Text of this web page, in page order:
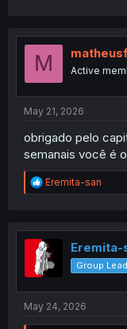
M Active
May 21, 2026
obrigado pelo
semanais você é
R
e
t
i
o
n
Eremita-san
Eremita-
Group
May 24, 2026